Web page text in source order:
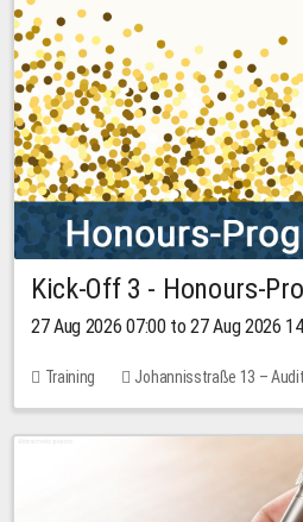
Kick-Off 3 - Honours-
27 Aug 2026 07:00 to 27 Aug 2026
Training
Johannisstraße 13 –
11 places